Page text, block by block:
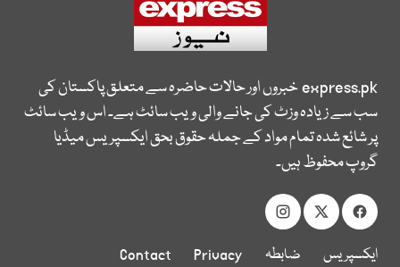
express.pkخبروں اور حالات حاضرہ سے متعلق پاکستان کی
سب سے زیادہ وزٹ کی جانے والی ویب سائٹ ہے۔ اس ویب سائٹ
پر شائع شدہ تمام مواد کے جملہ حقوق بحق ایکسپریس میڈیا
گروپ محفوظ ہیں۔
ایکسپریس
ضابطہ
Privacy
Contact